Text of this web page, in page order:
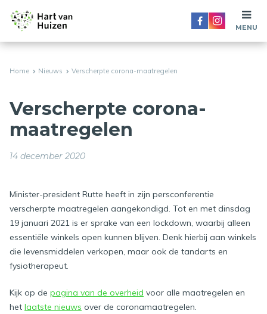
Home Nieuws Verscherpte corona-maatregelen
Verscherpte corona-
maatregelen
14 december 2020
Minister-president Rutte heeft in zijn persconferentie
verscherpte maatregelen aangekondigd. Tot en met dinsdag
19 januari 2021 is er sprake van een lockdown, waarbij alleen
essentiële winkels open kunnen blijven. Denk hierbij aan winkels
die levensmiddelen verkopen, maar ook de tandarts en
fysiotherapeut.
Kijk op de pagina van de overheid voor alle maatregelen en
het laatste nieuws over de coronamaatregelen.
MENU